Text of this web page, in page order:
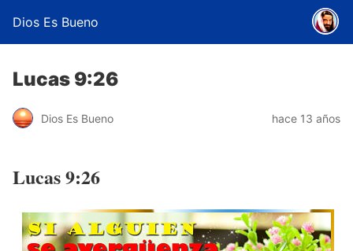
Dios Es Bueno
Lucas 9:26
Dios Es Bueno hace 13 años
Lucas 9:26